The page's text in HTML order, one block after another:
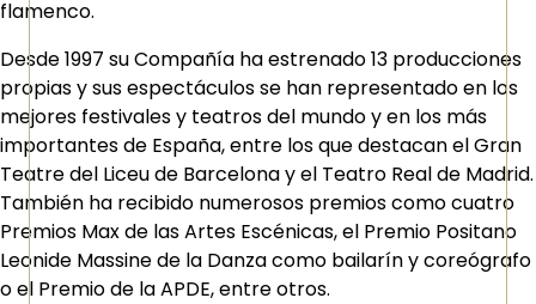
flamenco.
Desde 1997 su Compañía ha estrenado 13 producciones
propias y sus espectáculos se han representado en los
mejores festivales y teatros del mundo y en los más
importantes de España, entre los que destacan el Gran
Teatre del Liceu de Barcelona y el Teatro Real de Madrid.
También ha recibido numerosos premios como cuatro
Premios Max de las Artes Escénicas, el Premio Positano
Leonide Massine de la Danza como bailarín y coreógrafo
o el Premio de la APDE, entre otros.